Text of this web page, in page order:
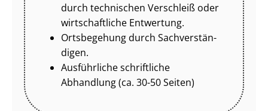
durch technischen Verschleiß oder
wirtschaftliche Entwertung.
Ortsbegehung durch Sach­ver­stän­
di­gen.
Ausführliche schriftliche
Abhandlung (ca. 30-50 Seiten)